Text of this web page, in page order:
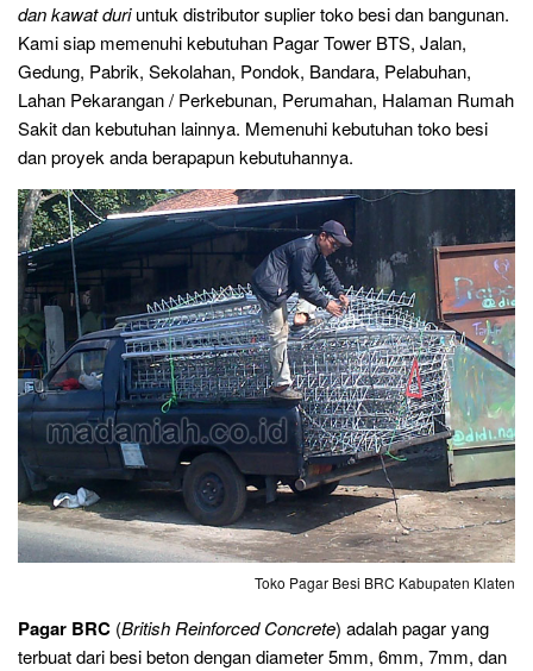
dan kawat duriuntuk distributor suplier toko besi dan bangunan.
Kami siap memenuhi kebutuhan Pagar Tower BTS, Jalan,
Gedung, Pabrik, Sekolahan, Pondok, Bandara, Pelabuhan,
Lahan Pekarangan / Perkebunan, Perumahan, Halaman Rumah
Sakit dan kebutuhan lainnya. Memenuhi kebutuhan toko besi
dan proyek anda berapapun kebutuhannya.
Toko Pagar Besi BRC Kabupaten Klaten
Pagar BRC (British Reinforced Concrete) adalah pagar yang
terbuat dari besi beton dengan diameter 5mm, 6mm, 7mm, dan